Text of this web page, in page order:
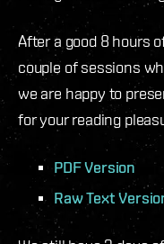
After a good 8 hours
couple of sessions
we are happy to
for your reading
PDF Version
Raw Text